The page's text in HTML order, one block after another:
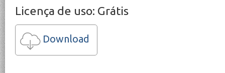
Licença de uso: Grátis
Download